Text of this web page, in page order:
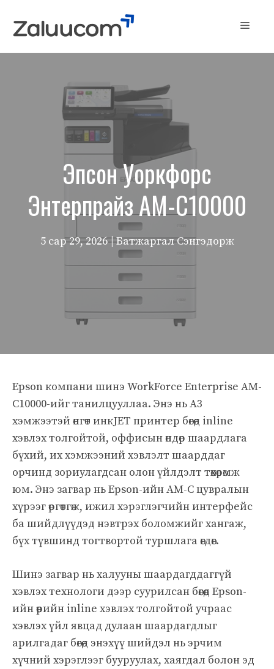
Menu
Эпсон Уоркфорс
Энтерпрайз AM-C10000
5 сар 29, 2026 | Батжаргал Сэнгэдорж
Epson компани шинэ WorkForce Enterprise AM-
C10000-ийг танилцууллаа. Энэ нь A3
хэмжээтэй өнгөт инкJET принтер бөгөөд inline
хэвлэх толгойтой, оффисын өндөр шаардлага
бүхий, их хэмжээний хэвлэлт шаарддаг
орчинд зориулагдсан олон үйлдэлт төхөөрөмж
юм. Энэ загвар нь Epson-ийн AM-C цувралын
хүрээг өргөтгөж, ижил хэрэглэгчийн интерфейс
ба шийдлүүдэд нэвтрэх боломжийг хангаж,
бүх түвшинд тогтвортой туршлага өгдөг.
Шинэ загвар нь халууны шаардагддаггүй
хэвлэх технологи дээр суурилсан бөгөөд Epson-
ийн өөрийн inline хэвлэх толгойтой учраас
хэвлэх үйл явцад дулаан шаардагдлыг
арилгадаг бөгөөд энэхүү шийдэл нь эрчим
хүчний хэрэглээг бууруулах, хаягдал болон эд